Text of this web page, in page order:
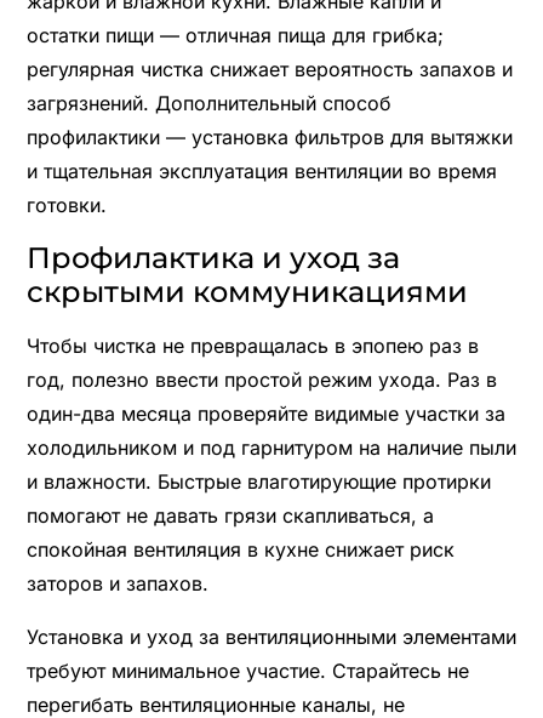
остатки пищи — отличная пища для грибка;
регулярная чистка снижает вероятность запахов и
загрязнений. Дополнительный способ
профилактики — установка фильтров для вытяжки
и тщательная эксплуатация вентиляции во время
готовки.
Профилактика и уход за
скрытыми коммуникациями
Чтобы чистка не превращалась в эпопею раз в
год, полезно ввести простой режим ухода. Раз в
один-два месяца проверяйте видимые участки за
холодильником и под гарнитуром на наличие пыли
и влажности. Быстрые влаготирующие протирки
помогают не давать грязи скапливаться, а
спокойная вентиляция в кухне снижает риск
заторов и запахов.
Установка и уход за вентиляционными элементами
требуют минимальное участие. Старайтесь не
перегибать вентиляционные каналы, не